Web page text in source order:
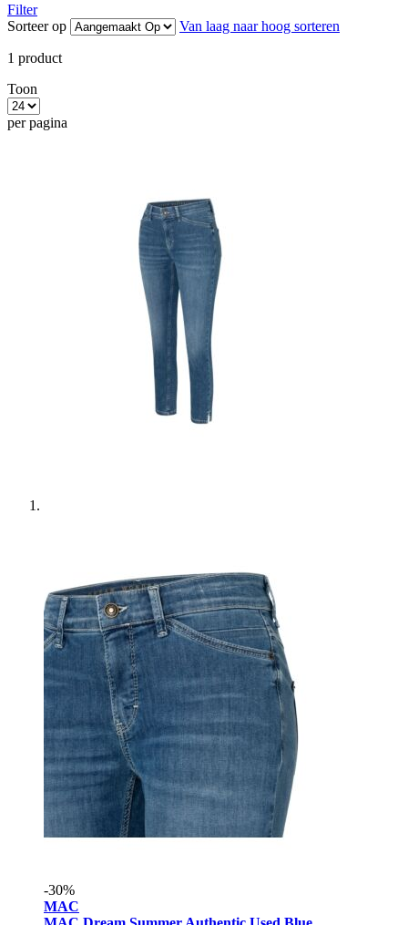
Filter
Sorteer op
Van laag naar hoog sorteren
1 product
Toon
per pagina
-30%
MAC